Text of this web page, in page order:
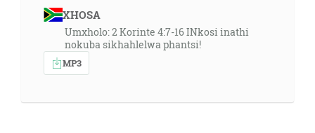
XHOSA
Umxholo: 2 Korinte 4:7-16 INkosi inathi
nokuba sikhahlelwa phantsi!
MP3